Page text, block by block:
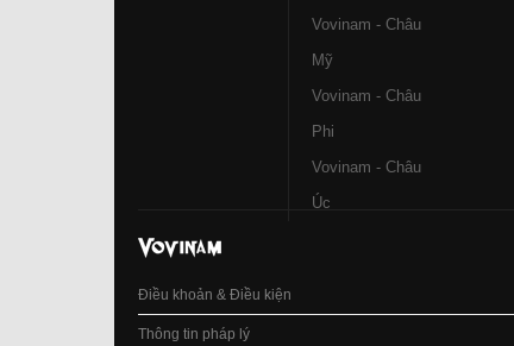
Điều khoản & Điều kiện
Thông tin pháp lý
Vovinam - Châu
Mỹ
Vovinam - Châu
Phi
Vovinam - Châu
Úc